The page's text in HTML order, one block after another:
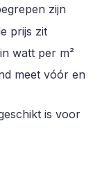
zijn
prijs zit
watt per m²
meet vóór en
is voor